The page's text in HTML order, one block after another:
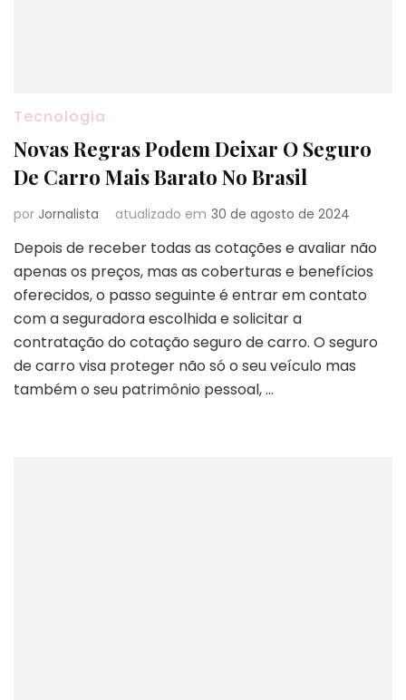
Tecnologia
Novas Regras Podem Deixar O Seguro
De Carro Mais Barato No Brasil
por Jornalista atualizado em 30 de agosto de 2024
Depois de receber todas as cotações e avaliar não
apenas os preços, mas as coberturas e benefícios
oferecidos, o passo seguinte é entrar em contato
com a seguradora escolhida e solicitar a
contratação do cotação seguro de carro. O seguro
de carro visa proteger não só o seu veículo mas
também o seu patrimônio pessoal, …